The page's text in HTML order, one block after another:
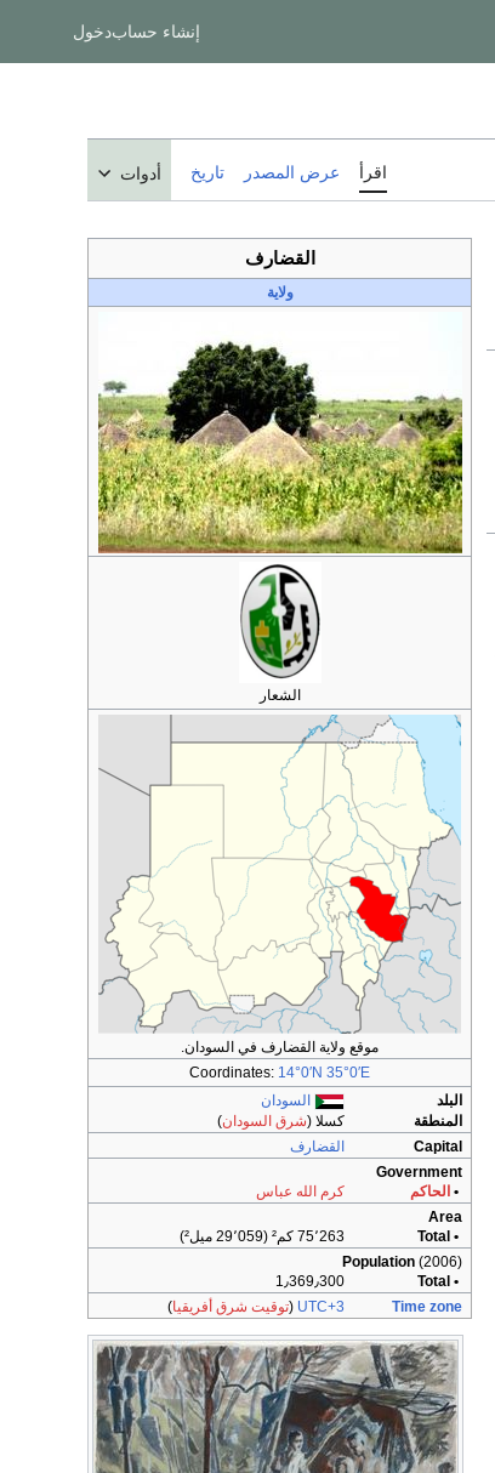
إنشاء حسابدخول
اقرأ عرض المصدر تاريخ أدوات
القضارف
ولاية
الشعار
موقع ولاية القضارف في السودان.
Coordinates: 14°0′N 35°0′E
البلد
السودان
المنطقة
كسلا (شرق السودان)
Capital
القضارف
Government
• الحاكم
كرم الله عباس
Area
• Total
75٬263 كم² (29٬059 ميل²)
Population (2006)
• Total
1٫369٫300
Time zone
UTC+3
(توقيت شرق أفريقيا)